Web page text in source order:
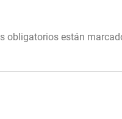
obligatorios están